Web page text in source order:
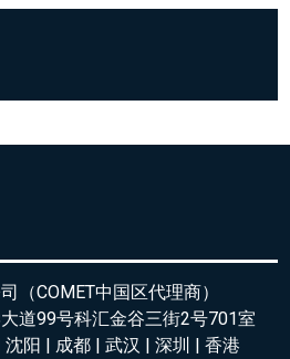
（COMET中国区代理商）
道99号科汇金谷三街2号701室
阳 | 成都 | 武汉 | 深圳 | 香港